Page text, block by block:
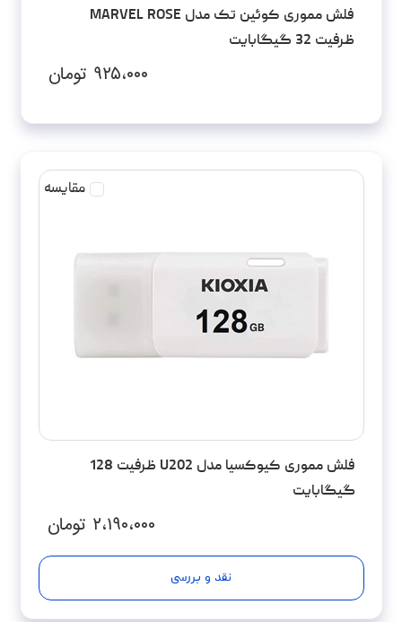
فلش مموری کوئین تک مدل MARVEL ROSE
ظرفیت 32 گیگابایت
۹۲۵،۰۰۰ تومان
مقایسه
فلش مموری کیوکسیا مدل U202 ظرفیت 128
گیگابایت
۲،۱۹۰،۰۰۰ تومان
نقد و بررسی